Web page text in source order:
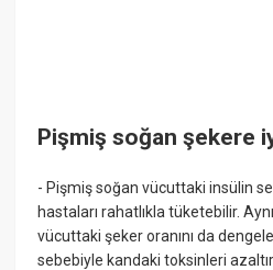
Pişmiş soğan şekere
- Pişmiş soğan vücuttaki insülin
hastaları rahatlıkla tüketebilir.
vücuttaki şeker oranını da
sebebiyle kandaki toksinleri